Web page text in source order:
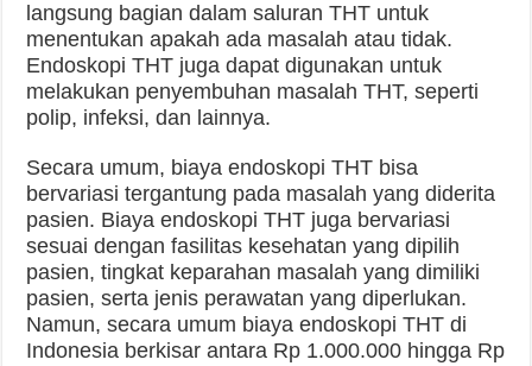
langsung bagian dalam saluran THT untuk
menentukan apakah ada masalah atau tidak.
Endoskopi THT juga dapat digunakan untuk
melakukan penyembuhan masalah THT, seperti
polip, infeksi, dan lainnya.
Secara umum, biaya endoskopi THT bisa
bervariasi tergantung pada masalah yang diderita
pasien. Biaya endoskopi THT juga bervariasi
sesuai dengan fasilitas kesehatan yang dipilih
pasien, tingkat keparahan masalah yang dimiliki
pasien, serta jenis perawatan yang diperlukan.
Namun, secara umum biaya endoskopi THT di
Indonesia berkisar antara Rp 1.000.000 hingga Rp